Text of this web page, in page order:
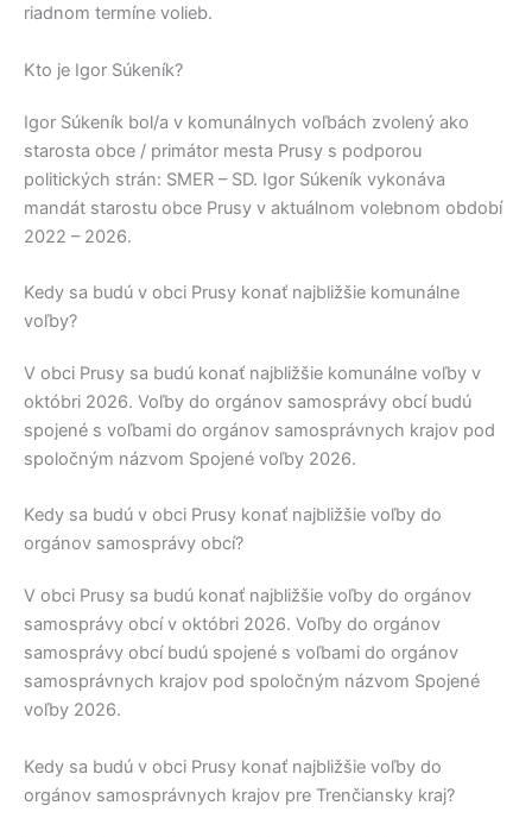
riadnom termíne volieb.
Kto je Igor Súkeník?
Igor Súkeník bol/a v komunálnych voľbách zvolený ako
starosta obce / primátor mesta Prusy s podporou
politických strán: SMER – SD. Igor Súkeník vykonáva
mandát starostu obce Prusy v aktuálnom volebnom období
2022 – 2026.
Kedy sa budú v obci Prusy konať najbližšie komunálne
voľby?
V obci Prusy sa budú konať najbližšie komunálne voľby v
októbri 2026. Voľby do orgánov samosprávy obcí budú
spojené s voľbami do orgánov samosprávnych krajov pod
spoločným názvom Spojené voľby 2026.
Kedy sa budú v obci Prusy konať najbližšie voľby do
orgánov samosprávy obcí?
V obci Prusy sa budú konať najbližšie voľby do orgánov
samosprávy obcí v októbri 2026. Voľby do orgánov
samosprávy obcí budú spojené s voľbami do orgánov
samosprávnych krajov pod spoločným názvom Spojené
voľby 2026.
Kedy sa budú v obci Prusy konať najbližšie voľby do
orgánov samosprávnych krajov pre Trenčiansky kraj?